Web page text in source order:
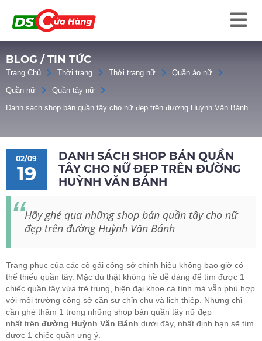
BLOG / TIN TỨC
Trang Chủ Thời trang Thời trang nữ
Quần áo nữ
Quần nữ
Quần tây nữ
Danh sách shop bán quần tây cho nữ đẹp trên đường Huỳnh Văn Bánh
02/09
19
DANH SÁCH SHOP BÁN QUẦN
TÂY CHO NỮ ĐẸP TRÊN ĐƯỜNG
HUỲNH VĂN BÁNH
Hãy ghé qua những shop bán quần tây cho nữ
đẹp trên đường Huỳnh Văn Bánh
Trang phục của các cô gái công sở chính hiệu không bao giờ có
thể thiếu quần tây. Mặc dù thật không hề dễ dàng để tìm được 1
chiếc quần tây vừa trẻ trung, hiện đại khoe cá tính mà vẫn phù hợp
với môi trường công sở cần sự chỉn chu và lịch thiệp. Nhưng chỉ
cần ghé thăm 1 trong những shop bán quần tây nữ đẹp
nhất trên đường Huỳnh Văn Bánh dưới đây, nhất định bạn sẽ tìm
được 1 chiếc quần ưng ý.